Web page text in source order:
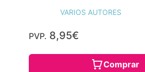
VARIOS AUTORES
PVP. 8,95€
Comprar